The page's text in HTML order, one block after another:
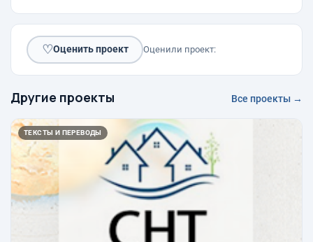
♡Оценить проект Оценили проект:
Другие проекты Все проекты →
ТЕКСТЫ И ПЕРЕВОДЫ